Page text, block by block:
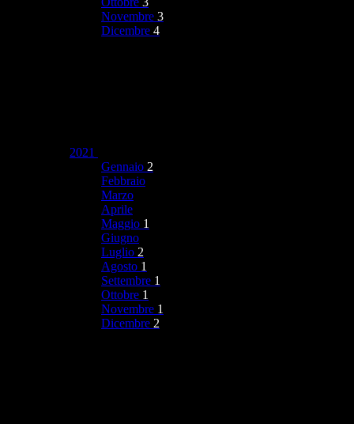
Novembre 3
Dicembre 4
2021
Gennaio 2
Febbraio
Marzo
Aprile
Maggio 1
Giugno
Luglio 2
Agosto 1
Settembre 1
Ottobre 1
Novembre 1
Dicembre 2